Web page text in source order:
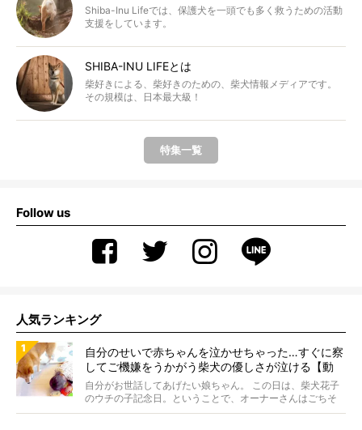
Shiba-Inu Lifeでは、保護犬を一頭でも多く救うための活動
支援をしています。
SHIBA-INU LIFEとは
柴好きによる、柴好きのための、柴犬情報メディアです。
その規模は、日本最大級！
特集一覧
Follow us
人気ランキング
自分のせいで赤ちゃんを泣かせちゃった…すぐに察
してご機嫌をうかがう柴犬の優しさが泣ける【動
画】
自分がお世話してあげたい娘ちゃん。 この日は、柴犬花子
のウチの子記念日。ということで、オーナーさんはごちそ
うを...